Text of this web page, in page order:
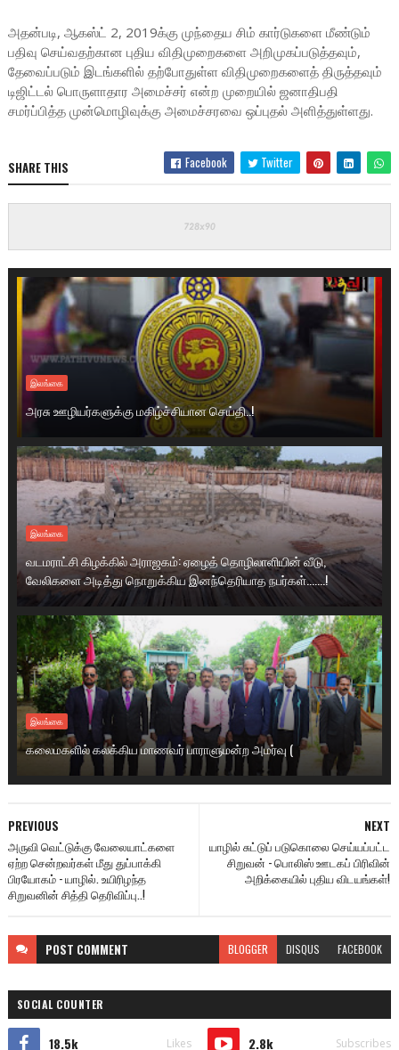
அதன்படி, ஆகஸ்ட் 2, 2019க்கு முந்தைய சிம் கார்டுகளை மீண்டும்
பதிவு செய்வதற்கான புதிய விதிமுறைகளை அறிமுகப்படுத்தவும்,
தேவைப்படும் இடங்களில் தற்போதுள்ள விதிமுறைகளைத் திருத்தவும்
டிஜிட்டல் பொருளாதார அமைச்சர் என்ற முறையில் ஜனாதிபதி
சமர்ப்பித்த முன்மொழிவுக்கு அமைச்சரவை ஒப்புதல் அளித்துள்ளது.
SHARE THIS Facebook Twitter
இலங்கை
அரசு ஊழியர்களுக்கு மகிழ்ச்சியான செய்தி..!
இலங்கை
வடமராட்சி கிழக்கில் அராஜகம்: ஏழைத் தொழிலாளியின் வீடு,
வேலிகளை அடித்து நொறுக்கிய இனந்தெரியாத நபர்கள்.......!
இலங்கை
கலைமகளில் கலக்கிய மாணவர் பாராளுமன்ற அமர்வு (
NEXT
யாழில் சுட்டுப் படுகொலை செய்யப்பட்ட
சிறுவன் - பொலிஸ் ஊடகப் பிரிவின்
அறிக்கையில் புதிய விடயங்கள்!
PREVIOUS
அருவி வெட்டுக்கு வேலையாட்களை
ஏற்ற சென்றவர்கள் மீது துப்பாக்கி
பிரயோகம் - யாழில். உயிரிழந்த
சிறுவனின் சித்தி தெரிவிப்பு..!
POST COMMENT BLOGGER DISQUS FACEBOOK
SOCIAL COUNTER
18.5k Likes 2.8k Subscribes